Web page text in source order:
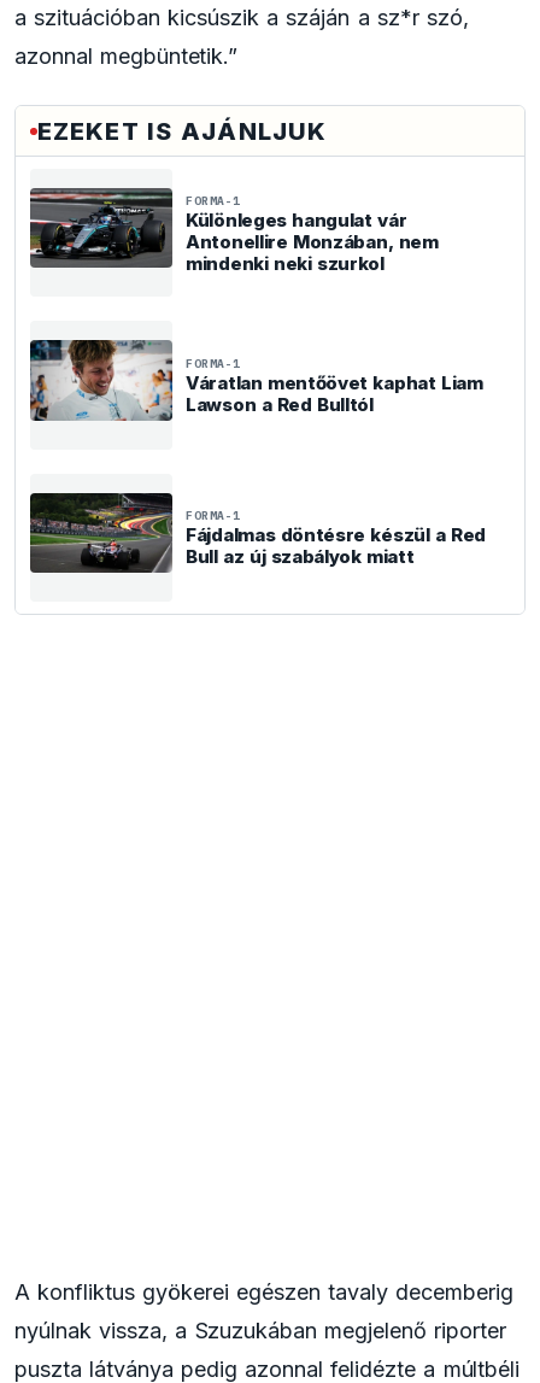
a szituációban kicsúszik a száján a sz*r szó,
azonnal megbüntetik.”
EZEKET IS AJÁNLJUK
FORMA-1
Különleges hangulat vár
Antonellire Monzában, nem
mindenki neki szurkol
FORMA-1
Váratlan mentőövet kaphat Liam
Lawson a Red Bulltól
FORMA-1
Fájdalmas döntésre készül a Red
Bull az új szabályok miatt
A konfliktus gyökerei egészen tavaly decemberig
nyúlnak vissza, a Szuzukában megjelenő riporter
puszta látványa pedig azonnal felidézte a múltbéli